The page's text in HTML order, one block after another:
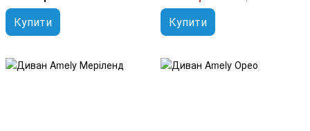
Купити Купити